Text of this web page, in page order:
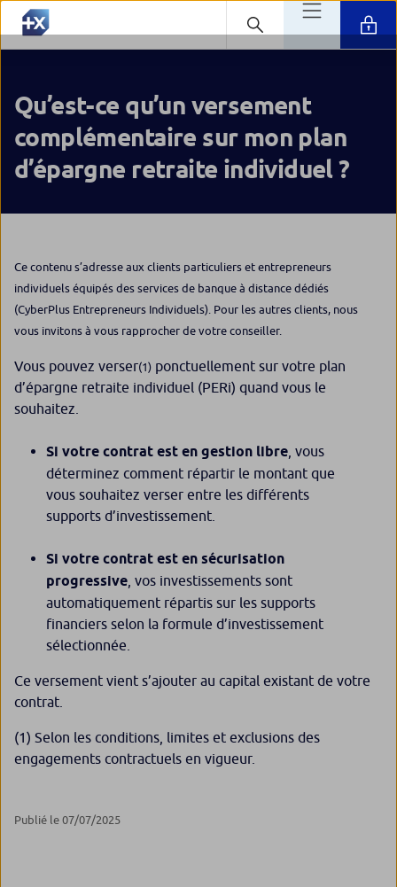
Qu’est-ce qu’un versement
complémentaire sur mon plan
d’épargne retraite individuel ?
Ce contenu s’adresse aux clients particuliers et entrepreneurs
individuels équipés des services de banque à distance dédiés
(CyberPlus Entrepreneurs Individuels). Pour les autres clients, nous
vous invitons à vous rapprocher de votre conseiller.
Vous pouvez verser(1) ponctuellement sur votre plan
d’épargne retraite individuel (PERi) quand vous le
souhaitez.
Si votre contrat est en gestion libre , vous
déterminez comment répartir le montant que
vous souhaitez verser entre les différents
supports d’investissement.
Si votre contrat est en sécurisation
progressive , vos investissements sont
automatiquement répartis sur les supports
financiers selon la formule d’investissement
sélectionnée.
Ce versement vient s’ajouter au capital existant de votre
contrat.
(1) Selon les conditions, limites et exclusions des
engagements contractuels en vigueur.
Publié le 07/07/2025